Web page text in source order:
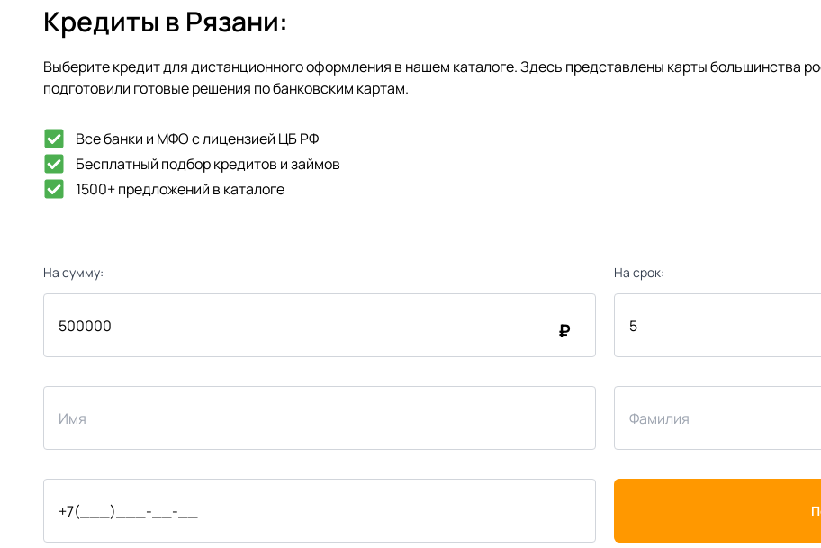
Кредиты в Рязани:
Выберите кредит для дистанционного оформления в нашем каталоге. Здесь представлены карты большинства
подготовили готовые решения по банковским картам.
Все банки и МФО с лицензией ЦБ РФ
Бесплатный подбор кредитов и займов
1500+ предложений в каталоге
На сумму:
₽
На срок: